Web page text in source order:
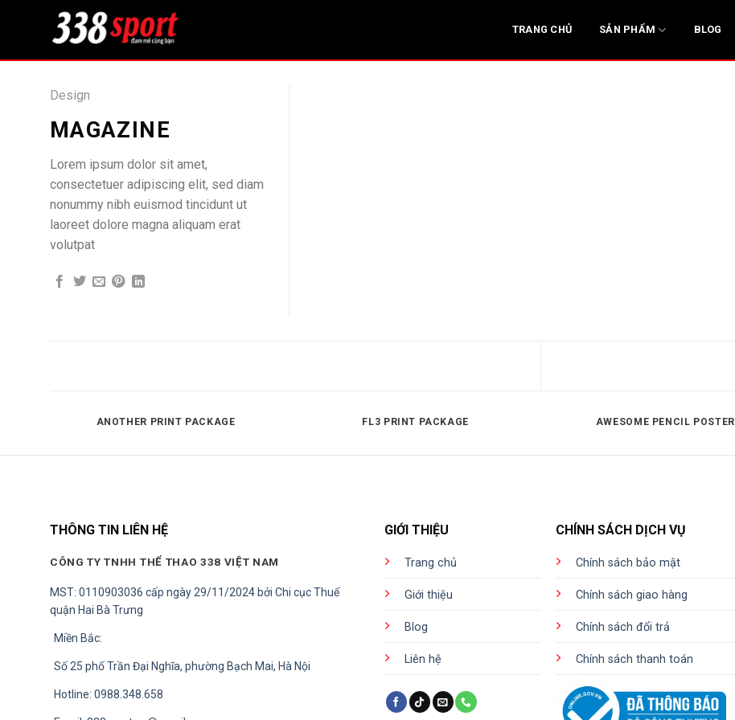
TRANG CHỦ SẢN PHẨM BLOG
Design
MAGAZINE
Lorem ipsum dolor sit amet,
consectetuer adipiscing elit, sed diam
nonummy nibh euismod tincidunt ut
laoreet dolore magna aliquam erat
volutpat
ANOTHER PRINT PACKAGE FL3 PRINT PACKAGE AWESOME PENCIL POSTER
THÔNG TIN LIÊN HỆ
CÔNG TY TNHH THỂ THAO 338 VIỆT NAM
MST: 0110903036 cấp ngày 29/11/2024 bởi Chi cục Thuế
quận Hai Bà Trưng
Miền Bắc:
Số 25 phố Trần Đại Nghĩa, phường Bạch Mai, Hà Nội
Hotline: 0988.348.658
GIỚI THIỆU
Trang chủ
Giới thiệu
Blog
Liên hệ
CHÍNH SÁCH DỊCH VỤ
Chính sách bảo mật
Chính sách giao hàng
Chính sách đổi trả
Chính sách thanh toán